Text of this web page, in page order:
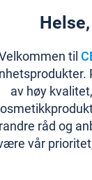
til
av høy
råd og
vår